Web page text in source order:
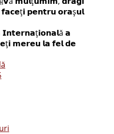
𝗽𝗲𝗻𝘁𝗿𝘂 𝗼𝗿𝗮ș𝘂𝗹
𝗮
𝗺𝗲𝗿𝗲𝘂 𝗹𝗮 𝗳𝗲𝗹 𝗱𝗲